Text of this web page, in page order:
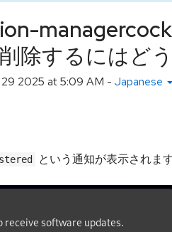
除するにはど
2025 at 5:09 AM - Japanese
という通知が表示されます